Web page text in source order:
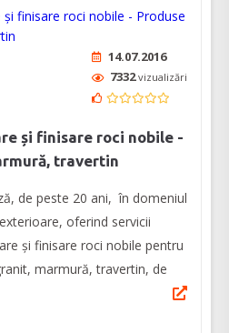
14.07.2016
7332vizualizări
și finisare roci nobile -
travertin
de peste 20 ani, în domeniul
oferind servicii
și finisare roci nobile pentru
marmură, travertin, de